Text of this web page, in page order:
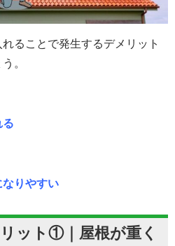
ることで発生するデメリット
。
る
なりやすい
ット①｜屋根が重く